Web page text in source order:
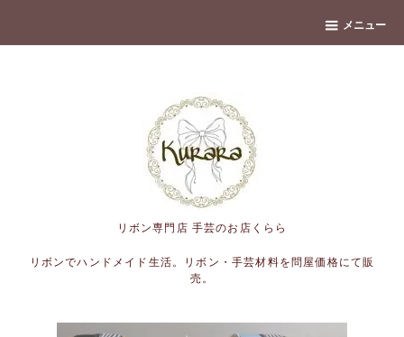
メニュー
リボン専門店 手芸のお店くらら
リボンでハンドメイド生活。リボン・手芸材料を問屋価格にて販
売。